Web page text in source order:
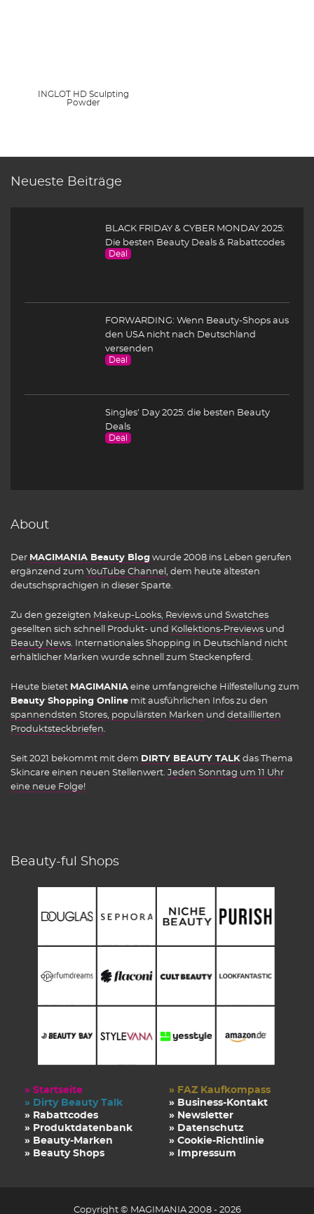
INGLOT HD Sculpting
Powder
Neueste Beiträge
BLACK FRIDAY & CYBER MONDAY 2025:
Die besten Beauty Deals & Rabattcodes
Deal
FORWARDING: Wenn Beauty-Shops aus
den USA nicht nach Deutschland
versenden
Deal
Singles’ Day 2025: die besten Beauty
Deals
Deal
About
Der MAGIMANIA Beauty Blog wurde 2008 ins Leben gerufen
ergänzend zum YouTube Channel , dem heute ältesten
deutschsprachigen in dieser Sparte.
Zu den gezeigten Makeup-Looks, Reviews und Swatches
gesellten sich schnell Produkt- und Kollektions-Previews und
Beauty News. Internationales Shopping in Deutschland nicht
erhältlicher Marken wurde schnell zum Steckenpferd.
Heute bietet MAGIMANIA eine umfangreiche Hilfestellung zum
Beauty Shopping Online mit ausführlichen Infos zu den
spannendsten Stores, populärsten Marken und detaillierten
Produktsteckbriefen.
Seit 2021 bekommt mit dem DIRTY BEAUTY TALK das Thema
Skincare einen neuen Stellenwert. Jeden Sonntag um 11 Uhr
eine neue Folge!
Beauty-ful Shops
» Startseite
» Dirty Beauty Talk
» Rabattcodes
» Produktdatenbank
» Beauty-Marken
» Beauty Shops
» FAZ Kaufkompass
» Business-Kontakt
» Newsletter
» Datenschutz
» Cookie-Richtlinie
» Impressum
Copyright © MAGIMANIA 2008 - 2026